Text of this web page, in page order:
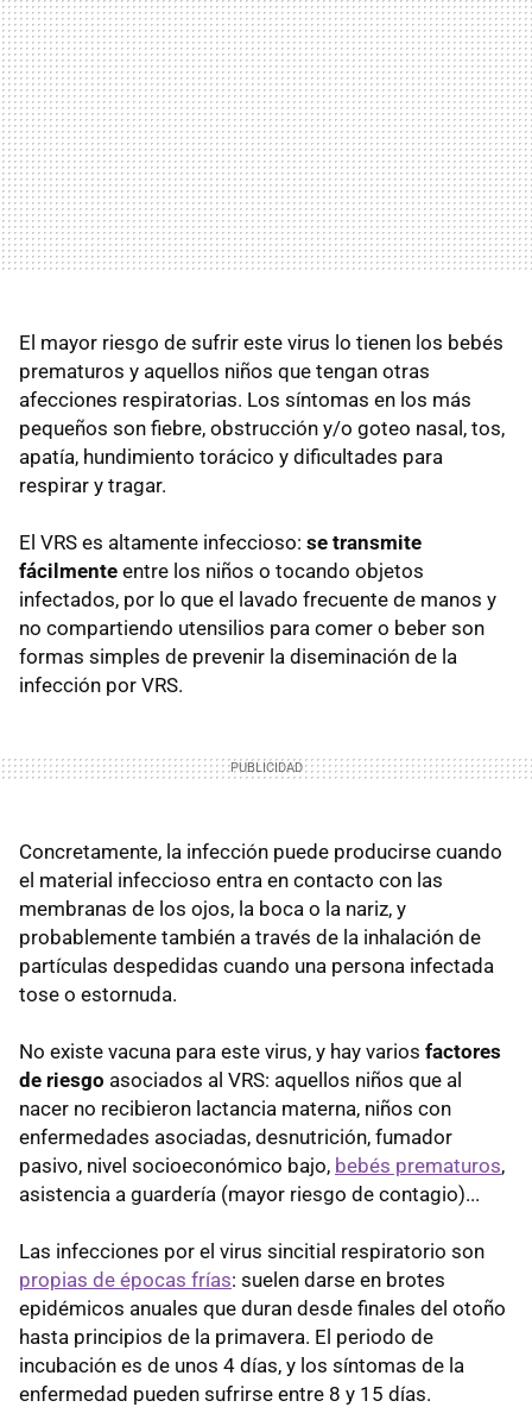
El mayor riesgo de sufrir este virus lo tienen los bebés
prematuros y aquellos niños que tengan otras
afecciones respiratorias. Los síntomas en los más
pequeños son fiebre, obstrucción y/o goteo nasal, tos,
apatía, hundimiento torácico y dificultades para
respirar y tragar.
El VRS es altamente infeccioso: se transmite
fácilmente entre los niños o tocando objetos
infectados, por lo que el lavado frecuente de manos y
no compartiendo utensilios para comer o beber son
formas simples de prevenir la diseminación de la
infección por VRS.
Concretamente, la infección puede producirse cuando
el material infeccioso entra en contacto con las
membranas de los ojos, la boca o la nariz, y
probablemente también a través de la inhalación de
partículas despedidas cuando una persona infectada
tose o estornuda.
No existe vacuna para este virus, y hay varios factores
de riesgo asociados al VRS: aquellos niños que al
nacer no recibieron lactancia materna, niños con
enfermedades asociadas, desnutrición, fumador
pasivo, nivel socioeconómico bajo, bebés prematuros,
asistencia a guardería (mayor riesgo de contagio)...
Las infecciones por el virus sincitial respiratorio son
propias de épocas frías: suelen darse en brotes
epidémicos anuales que duran desde finales del otoño
hasta principios de la primavera. El periodo de
incubación es de unos 4 días, y los síntomas de la
enfermedad pueden sufrirse entre 8 y 15 días.